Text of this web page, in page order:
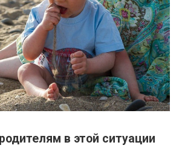
в этой ситуации